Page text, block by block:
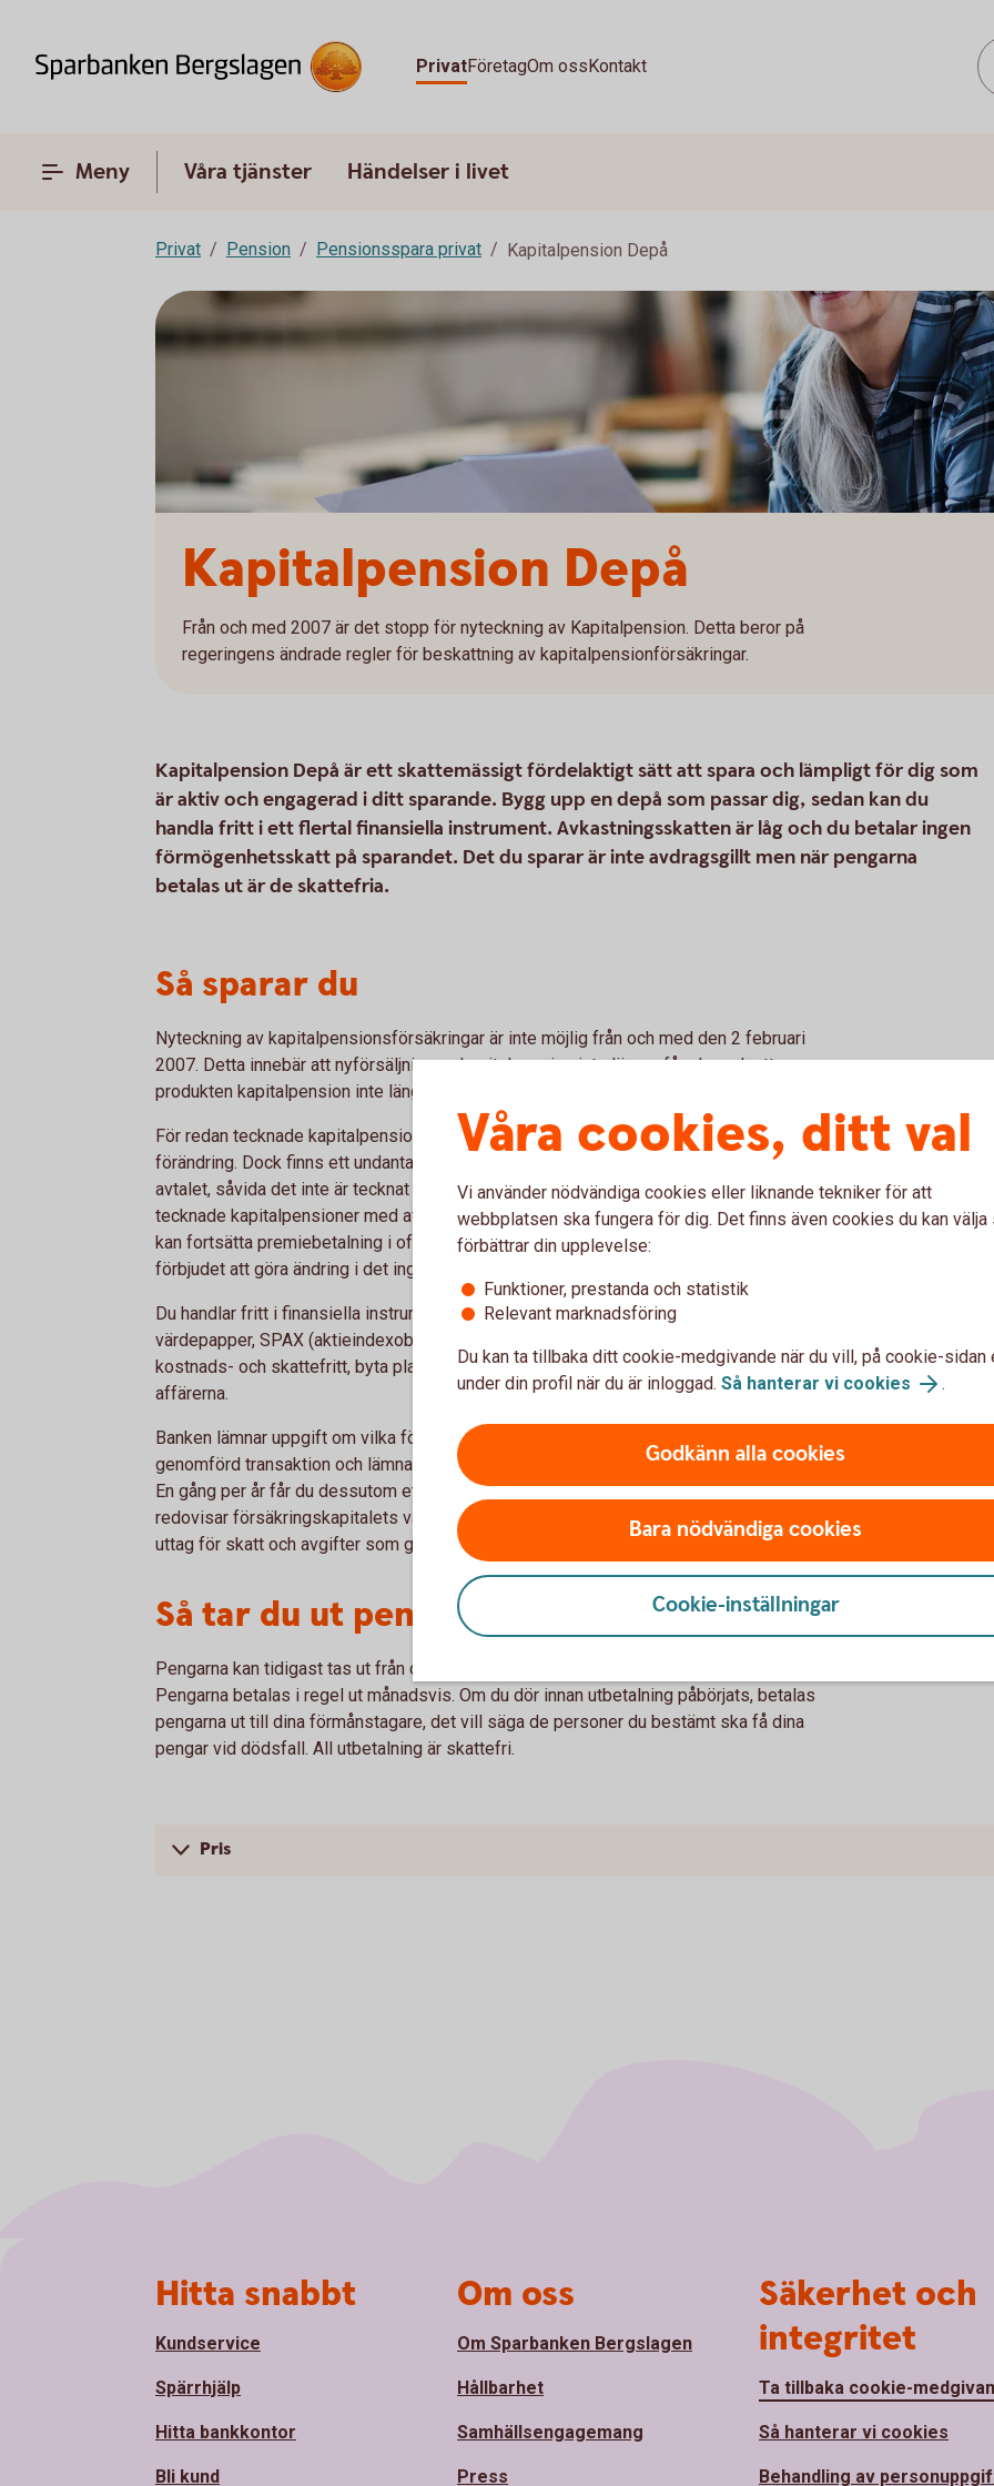
PrivatFöretagOm ossKontakt
Meny Våra tjänster Händelser i livet
Privat Pension Pensionsspara privat Kapitalpension Depå
Kapitalpension Depå
Från och med 2007 är det stopp för nyteckning av Kapitalpension. Detta beror på
regeringens ändrade regler för beskattning av kapitalpensionförsäkringar.
Kapitalpension Depå är ett skattemässigt fördelaktigt sätt att spara och lämpligt för dig som
är aktiv och engagerad i ditt sparande. Bygg upp en depå som passar dig, sedan kan du
handla fritt i ett flertal finansiella instrument. Avkastningsskatten är låg och du betalar ingen
förmögenhetsskatt på sparandet. Det du sparar är inte avdragsgillt men när pengarna
betalas ut är de skattefria.
Så sparar du
Nyteckning av kapitalpensionsförsäkringar är inte möjlig från och med den 2 februari
2007. Detta innebär att nyförsäljning av kapitalpension inte längre får ske och att
produkten kapitalpension inte längre finns med i produktsortimentet för nyförsäljning.
För redan tecknade kapitalpensionsförsäkringar innebär inte de nya reglerna någon
förändring. Dock finns ett undantag: man kan inte betala in nya premier till det befintliga
avtalet, såvida det inte är tecknat med en avtalad löpande premiebetalning. För redan
tecknade kapitalpensioner med avtalad löpande premiebetalning innebär detta att man
kan fortsätta premiebetalning i oförändrad takt och storlek. Observera dock att det är
förbjudet att göra ändring i det ingångna försäkringsavtalets premiebetalning.
Du handlar fritt i finansiella instrument som svenska och utländska aktier, räntebärande
värdepapper, SPAX (aktieindexobligationer) och derivatinstrument. Du kan när som helst,
kostnads- och skattefritt, byta placeringar under spartiden. Och utan att behöva deklarera
affärerna.
Banken lämnar uppgift om vilka förvaltningsåtgärder som gjorts i försäkringsdepån efter
genomförd transaktion och lämnar kvartalsvis redovisning av värdeutvecklingen i depån.
En gång per år får du dessutom ett värdebesked där Swedbank Försäkring bland annat
redovisar försäkringskapitalets värdeutveckling, eventuella premieinbetalningar samt de
uttag för skatt och avgifter som gjorts under året.
Så tar du ut pengarna
Pengarna kan tidigast tas ut från din 55-årsdag och kortaste utbetalningstid är fem år.
Pengarna betalas i regel ut månadsvis. Om du dör innan utbetalning påbörjats, betalas
pengarna ut till dina förmånstagare, det vill säga de personer du bestämt ska få dina
pengar vid dödsfall. All utbetalning är skattefri.
Pris
Våra cookies, ditt val
Vi använder nödvändiga cookies eller liknande tekniker för att
webbplatsen ska fungera för dig. Det finns även cookies du kan välja
förbättrar din upplevelse:
Funktioner, prestanda och statistik
Relevant marknadsföring
Du kan ta tillbaka ditt cookie-medgivande när du vill, på cookie-sidan
under din profil när du är inloggad. Så hanterar vi cookies .
Godkänn alla cookies
Bara nödvändiga cookies
Cookie-inställningar
Hitta snabbt
Kundservice
Spärrhjälp
Hitta bankkontor
Bli kund
Om oss
Om Sparbanken Bergslagen
Hållbarhet
Samhällsengagemang
Press
Säkerhet och
integritet
Ta tillbaka cookie-
Så hanterar vi cookies
Behandling av